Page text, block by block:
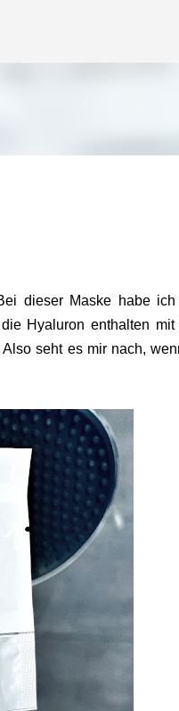
dieser Maske habe
Hyaluron enthalten mit
seht es mir nach,